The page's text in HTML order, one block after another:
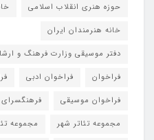
حوزه هنری انقلاب اسلامی
خانه هنرمندان ایران
دفتر موسیقی وزارت فرهنگ و
فراخوان
فراخوان ادبی
فراخوان موسیقی
فرهنگسرای
مجموعه تئاتر شهر
مجموعه